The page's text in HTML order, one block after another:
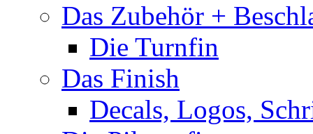
Das Zubehör +
Die Turnfin
Das Finish
Decals, Logos,